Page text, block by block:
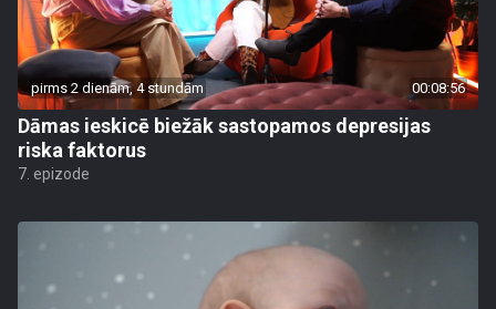
pirms 2 dienām, 4 stundām 00:08:56
Dāmas ieskicē biežāk sastopamos depresijas
riska faktorus
7. epizode